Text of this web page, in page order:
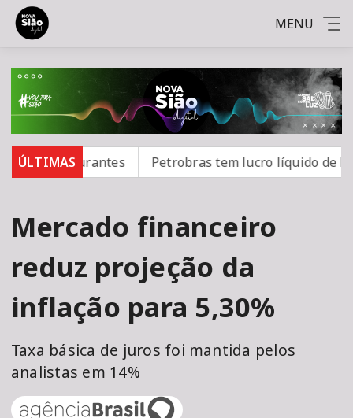
MENU
ÚLTIMAS
restaurantes Petrobras tem lucro líquido de R$
Mercado financeiro
reduz projeção da
inflação para 5,30%
Taxa básica de juros foi mantida pelos
analistas em 14%